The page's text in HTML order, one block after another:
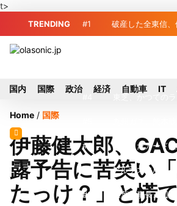
t>
TRENDING #1 破産した全東信
界良好
のガス供給停止 「2次災
由に
#6 破産したカード
「全東信」債権者リスト
63者の負債総額は1151億円
#7 アルプスアルパイ
月1日付人事異動を発表
#8 榛葉幹事長、辺
国内 国際 政治 経済 自動車 IT
Home / 国際
伊藤健太郎、
露予告に苦笑い
たっけ？」と慌